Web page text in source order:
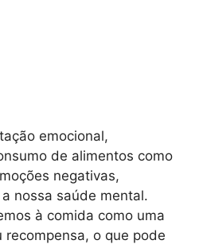
emocional,
de alimentos como
negativas,
nossa saúde mental.
à comida como uma
o que pode